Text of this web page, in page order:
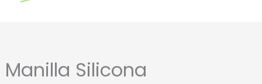
Manilla Silicona